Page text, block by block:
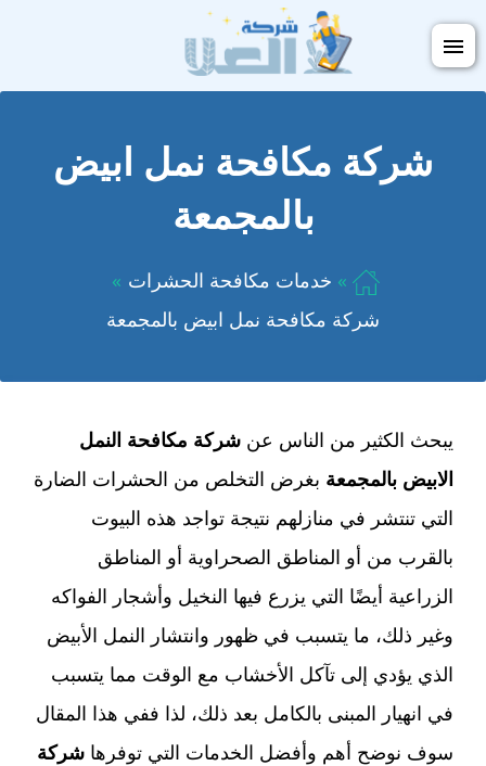
التجاوز
إلى
المحتوىالقائمة
شركة مكافحة نمل ابيض
بالمجمعة
خدمات مكافحة الحشرات
شركة مكافحة نمل ابيض بالمجمعة
يبحث الكثير من الناس عن شركة مكافحة النمل
الابيض بالمجمعة بغرض التخلص من الحشرات الضارة
التي تنتشر في منازلهم نتيجة تواجد هذه البيوت
بالقرب من أو المناطق الصحراوية أو المناطق
الزراعية أيضًا التي يزرع فيها النخيل وأشجار الفواكه
وغير ذلك، ما يتسبب في ظهور وانتشار النمل الأبيض
الذي يؤدي إلى تآكل الأخشاب مع الوقت مما يتسبب
في انهيار المبنى بالكامل بعد ذلك، لذا ففي هذا المقال
سوف نوضح أهم وأفضل الخدمات التي توفرها شركة